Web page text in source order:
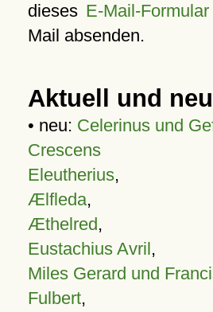
dieses E-Mail-Formular
Mail absenden.
Aktuell und
• neu: Celerinus und
Crescens
Eleutherius,
Ælfleda,
Æthelred,
Eustachius Avril,
Miles Gerard und
Fulbert,